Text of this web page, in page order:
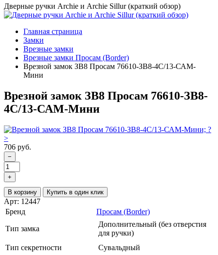
Дверные ручки Archie и Archie Sillur (краткий обзор)
Главная страница
Замки
Врезные замки
Врезные замки Просам (Border)
Врезной замок ЗВ8 Просам 76610-ЗВ8-4С/13-САМ-
Мини
Врезной замок ЗВ8 Просам 76610-ЗВ8-
4С/13-САМ-Мини
706 руб.
−
+
В корзину Купить в один клик
Арт: 12447
Бренд
Просам (Border)
Тип замка
Дополнительный (без отверстия
для ручки)
Тип секретности
Сувальдный